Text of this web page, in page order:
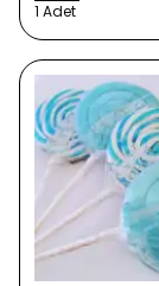
1 Adet